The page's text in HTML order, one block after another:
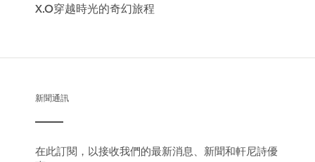
X.O穿越時光的奇幻旅程
新聞通訊
在此訂閱，以接收我們的最新消息、新聞和軒尼詩優